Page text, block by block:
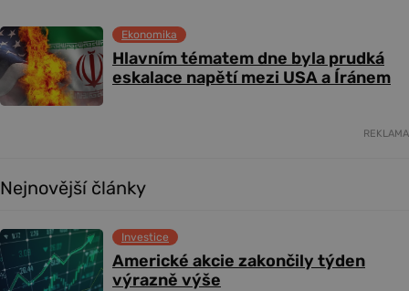
Hlavním tématem dne byla prudká
eskalace napětí mezi USA a Íránem
Ekonomika
REKLAMA
Nejnovější články
Americké akcie zakončily týden
výrazně výše
Investice